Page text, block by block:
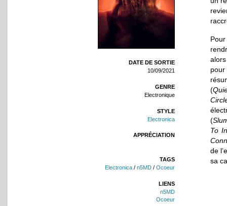
DATE DE SORTIE
10/09/2021
GENRE
Electronique
STYLE
Electronica
APPRÉCIATION
TAGS
Electronica / n5MD / Ocoeur
LIENS
n5MD
Ocoeur
(
(
To
de
sa